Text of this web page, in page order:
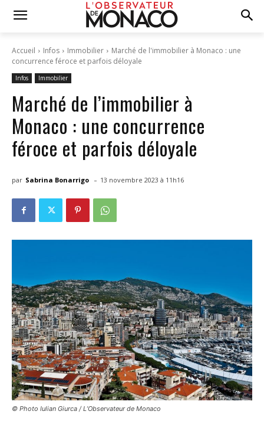
Accueil Infos Immobilier
Marché de l'immobilier à Monaco : une
concurrence féroce et parfois déloyale
Infos Immobilier
Marché de l’immobilier à
Monaco : une concurrence
féroce et parfois déloyale
par Sabrina Bonarrigo - 13 novembre 2023 à 11h16
© Photo Iulian Giurca / L’Observateur de Monaco